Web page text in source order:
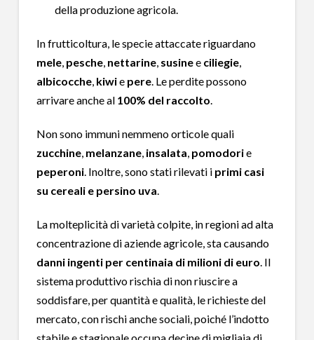
della produzione agricola.
In frutticoltura, le specie attaccate riguardano
mele, pesche, nettarine, susinee ciliegie,
albicocche, kiwie pere. Le perdite possono
arrivare anche al 100% del raccolto.
Non sono immuni nemmeno orticole quali
zucchine, melanzane, insalata, pomodorie
peperoni. Inoltre, sono stati rilevati i primi casi
su cereali e persino uva.
La molteplicità di varietà colpite, in regioni ad alta
concentrazione di aziende agricole, sta causando
danni ingenti per centinaia di milioni di euro. Il
sistema produttivo rischia di non riuscire a
soddisfare, per quantità e qualità, le richieste del
mercato, con rischi anche sociali, poiché l’indotto